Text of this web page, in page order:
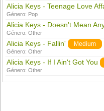
Alicia Keys - Teenage Love
Género: Pop
Alicia Keys - Doesn't Mean
Género:Other
Alicia Keys - Fallin' Medium
Género:Other
Alicia Keys - If I Ain't Got You
Género:Other